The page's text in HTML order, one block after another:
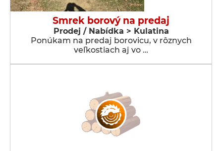
Smrek borový na predaj
Prodej / Nabídka > Kulatina
Ponúkam na predaj borovicu, v rôznych
veľkostiach aj vo …